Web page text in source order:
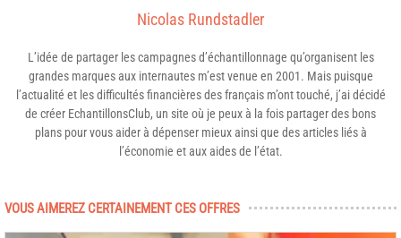
Nicolas Rundstadler
L’idée de partager les campagnes d’échantillonnage qu’organisent les
grandes marques aux internautes m’est venue en 2001. Mais puisque
l’actualité et les difficultés financières des français m’ont touché, j’ai décidé
de créer EchantillonsClub, un site où je peux à la fois partager des bons
plans pour vous aider à dépenser mieux ainsi que des articles liés à
l’économie et aux aides de l’état.
VOUS AIMEREZ CERTAINEMENT CES OFFRES